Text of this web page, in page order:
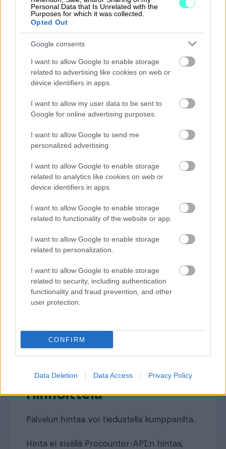
Personal Data that Is Unrelated with the
Purposes for which it was collected.
Opted Out
Google consents
I want to allow Google to enable storage
related to advertising like cookies on web or
device identifiers in apps.
I want to allow my user data to be sent to
Google for online advertising purposes.
I want to allow Google to send me
personalized advertising.
I want to allow Google to enable storage
related to analytics like cookies on web or
device identifiers in apps.
I want to allow Google to enable storage
related to functionality of the website or app.
I want to allow Google to enable storage
related to personalization.
I want to allow Google to enable storage
related to security, including authentication
functionality and fraud prevention, and other
user protection.
CONFIRM
Data Deletion Data Access Privacy Policy
yhdenmukaistuminen sekä se, että tiedot myös
kulkevat suunnittelu- ja tarjousvaiheesta
luotettavasti tuotantoon ja asennukseen saakka. –
Toimitusjohtaja Matti Leppänen, Trendi Kaihdin. Lue
Integraation kuvaus
Total ERP by Pinja ja Finago Procountor toimivat
maksuseurannan osalta API -rajapinnan avulla.
Total ERP by Pinja muodostaa kaupan syötön
yhteydessä myyntilaskut, jotka voidaan lähettää
järjestelmästä asiakkaalle. Laskun hyväksynnästä
Procountoriin kirjanpitoa varten.
Total ERP by Pinja vastaanottaa ostolaskut, jotka
käsitellään ja kohdistetaan järjestelmässä (tilit,
KP:t, projektit, ostotilaukset). Laskun
automaattisesti Finago Procountoriin kirjanpitoa
varten.
Total ERP by Pinja vastaanottaa myyntilaskujen
maksamista voidaan seurata Total ERP by Pinjan
reskontrasta.
Hinnoittelu
Palvelun hintaa voi tiedustella kumppanilta.
Hinta ei sisällä Procountor-API:n hintaa,